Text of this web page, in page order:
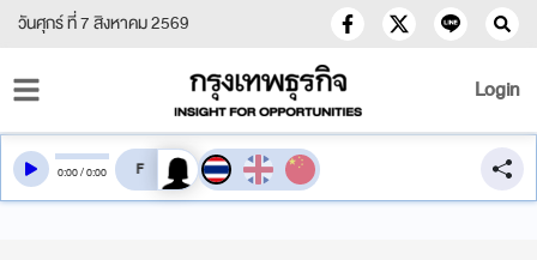
วันศุกร์ ที่ 7 สิงหาคม 2569
Login
0:00/0:00 สลับเสียงอ่าน